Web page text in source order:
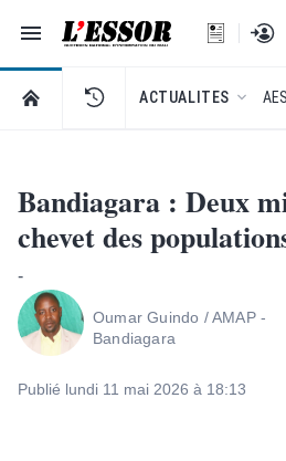
Navigation
L'Essor - retour à la
Se
RETOUR À LA PAGE D’ACCUEIL DE
ACTUALITES AES
Bandiagara : Deux
chevet des
-
Oumar Guindo / AMAP -
Bandiagara
Publié lundi 11 mai 2026 à 18:13